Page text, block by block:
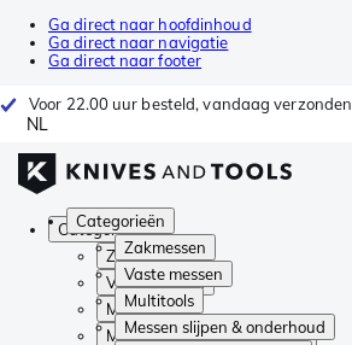
Ga direct naar hoofdinhoud
Ga direct naar navigatie
Ga direct naar footer
Voor 22.00 uur besteld, vandaag verzonden
NL
Categorieën
Zakmessen
Vaste messen
Multitools
Messen slijpen & onderhoud
Categorieën
Zakmessen
Vaste messen
Multitools
Messen slijpen & onderhoud